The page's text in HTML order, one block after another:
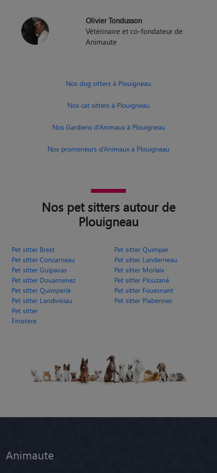
Olivier Tondusson
Vétérinaire et co-fondateur de
Animaute
Nos dog sitters à Plouigneau
Nos cat sitters à Plouigneau
Nos Gardiens d'Animaux à Plouigneau
Nos promeneurs d’Animaux à Plouigneau
Nos pet sitters autour de
Plouigneau
Pet sitter Brest
Pet sitter Quimper
Pet sitter Concarneau
Pet sitter Landerneau
Pet sitter Guipavas
Pet sitter Morlaix
Pet sitter Douarnenez
Pet sitter Plouzané
Pet sitter Quimperlé
Pet sitter Fouesnant
Pet sitter Landivisiau
Pet sitter Plabennec
Pet sitter
Finistère
Animaute